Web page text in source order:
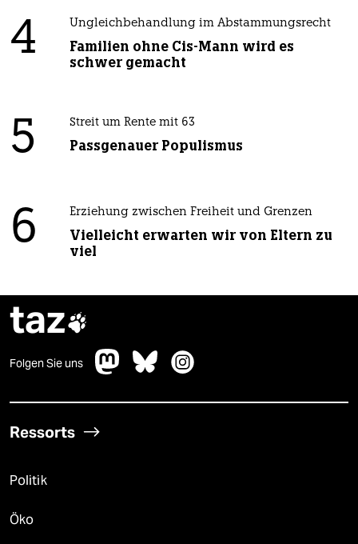
4 Ungleichbehandlung im Abstammungsrecht
Familien ohne Cis-Mann wird es
schwer gemacht
5 Streit um Rente mit 63
Passgenauer Populismus
6 Erziehung zwischen Freiheit und Grenzen
Vielleicht erwarten wir von Eltern zu
viel
taz
Folgen Sie uns
Ressorts
Politik
Öko